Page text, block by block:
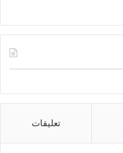
تعليقات